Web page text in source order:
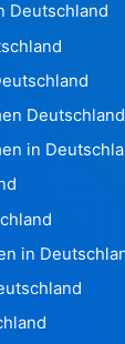
Deutschland
Deutschland
in
in